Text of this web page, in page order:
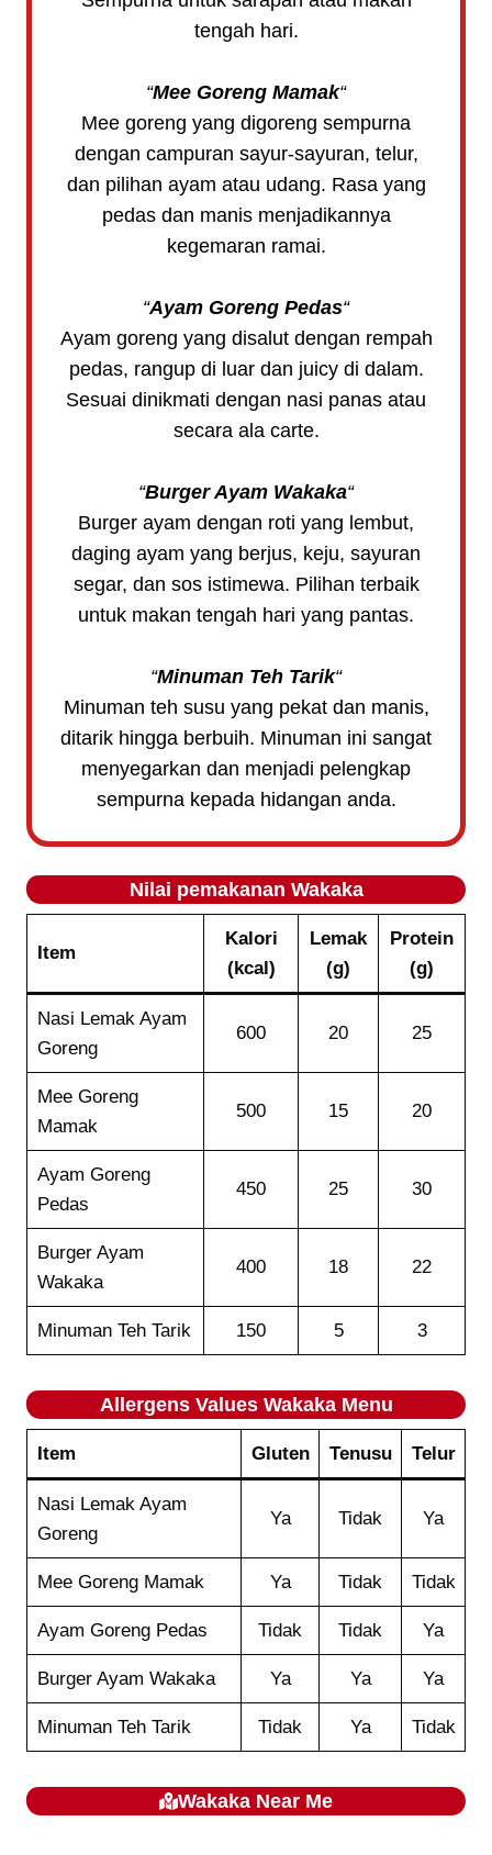
tengah hari.
“Mee Goreng Mamak“
Mee goreng yang digoreng sempurna
dengan campuran sayur-sayuran, telur,
dan pilihan ayam atau udang. Rasa yang
pedas dan manis menjadikannya
kegemaran ramai.
“Ayam Goreng Pedas“
Ayam goreng yang disalut dengan rempah
pedas, rangup di luar dan juicy di dalam.
Sesuai dinikmati dengan nasi panas atau
secara ala carte.
“Burger Ayam Wakaka“
Burger ayam dengan roti yang lembut,
daging ayam yang berjus, keju, sayuran
segar, dan sos istimewa. Pilihan terbaik
untuk makan tengah hari yang pantas.
“Minuman Teh Tarik“
Minuman teh susu yang pekat dan manis,
ditarik hingga berbuih. Minuman ini sangat
menyegarkan dan menjadi pelengkap
sempurna kepada hidangan anda.
Nilai pemakanan Wakaka
Item
Kalori
(kcal)
Lemak
(g)
Protein
(g)
Nasi Lemak Ayam
Goreng
600 20 25
Mee Goreng
Mamak
500 15 20
Ayam Goreng
Pedas
450 25 30
Burger Ayam
Wakaka
400 18 22
Minuman Teh Tarik 150 5 3
Allergens Values WakakaMenu
Item Gluten Tenusu Telur
Nasi Lemak Ayam
Goreng
Ya Tidak Ya
Mee Goreng Mamak Ya Tidak Tidak
Ayam Goreng Pedas Tidak Tidak Ya
Burger Ayam Wakaka Ya Ya Ya
Minuman Teh Tarik Tidak Ya Tidak
Wakaka Near Me